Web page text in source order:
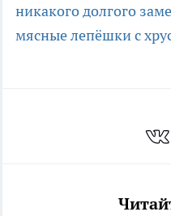
никакого долгого
мясные лепёшки с